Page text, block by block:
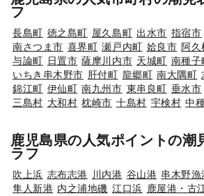
フ
長島町 徳之島町 屋久島町 出水市 指宿市
南さつま市 喜界町 瀬戸内町 姶良市 阿久
与論町 日置市 薩摩川内市 天城町 南種子
いちき串木野市 肝付町 龍郷町 南大隅町
錦江町 伊仙町 南九州市 東串良町 垂水市
三島村 大和村 枕崎市 十島村 宇検村 中
鹿児島県の人気ポイントの潮
ラフ
吹上浜 志布志港 川内港 谷山港 串木野漁
隼人新港 内之浦地磯 江口浜 鹿屋港・古